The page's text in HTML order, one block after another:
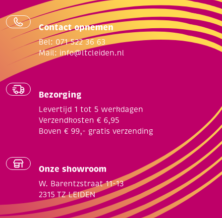
Contact opnemen
Bel: 071 522 36 63
Mail: info@ltcleiden.nl
Bezorging
Levertijd 1 tot 5 werkdagen
Verzendkosten € 6,95
Boven € 99,- gratis verzending
Onze showroom
W. Barentzstraat 11-13
2315 TZ LEIDEN